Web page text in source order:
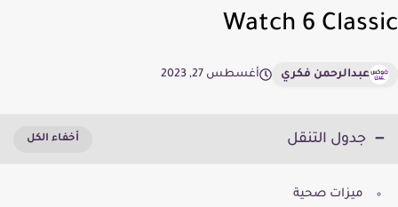
Watch 6
عبدالرحمن فكري أغسطس 27, 2023
جدول التنقل
ميزات صحية